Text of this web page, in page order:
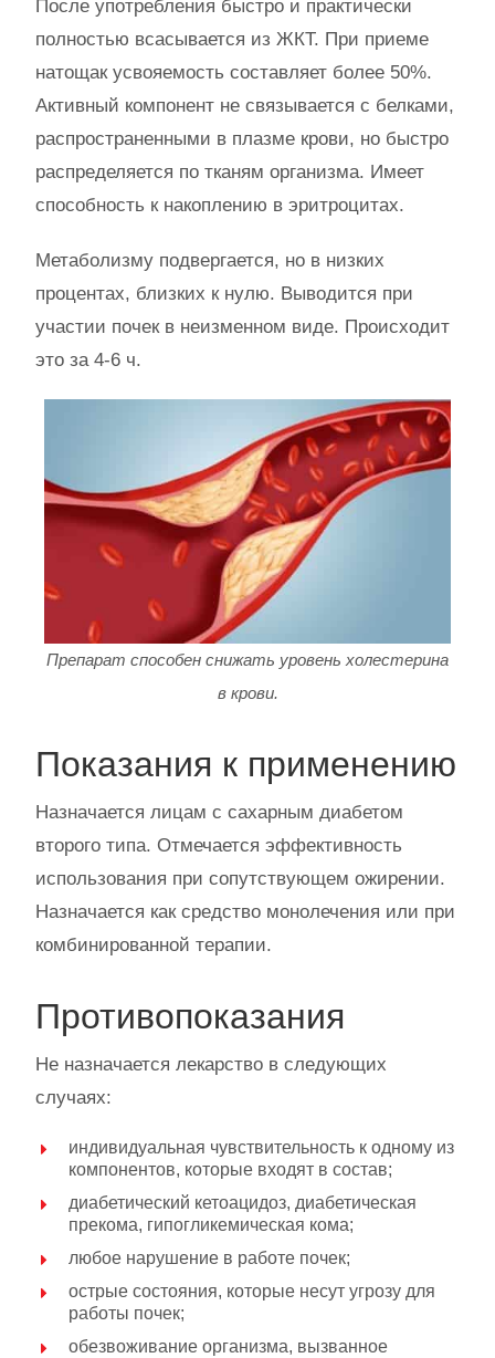
После употребления быстро и практически
полностью всасывается из ЖКТ. При приеме
натощак усвояемость составляет более 50%.
Активный компонент не связывается с белками,
распространенными в плазме крови, но быстро
распределяется по тканям организма. Имеет
способность к накоплению в эритроцитах.
Метаболизму подвергается, но в низких
процентах, близких к нулю. Выводится при
участии почек в неизменном виде. Происходит
это за 4-6 ч.
Препарат способен снижать уровень холестерина
в крови.
Показания к применению
Назначается лицам с сахарным диабетом
второго типа. Отмечается эффективность
использования при сопутствующем ожирении.
Назначается как средство монолечения или при
комбинированной терапии.
Противопоказания
Не назначается лекарство в следующих
случаях:
индивидуальная чувствительность к одному из
компонентов, которые входят в состав;
диабетический кетоацидоз, диабетическая
прекома, гипогликемическая кома;
любое нарушение в работе почек;
острые состояния, которые несут угрозу для
работы почек;
обезвоживание организма, вызванное